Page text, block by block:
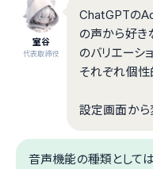
室谷
代表取締役
ChatGPTの
の声から好き
のバリエーシ
それぞれ個性
設定画面から
音声機能の種類として